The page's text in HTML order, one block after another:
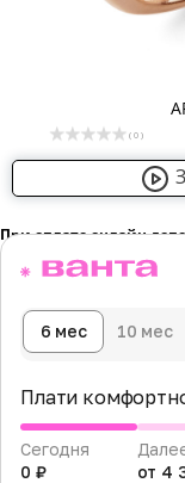
( 0 )
При оплате онлайн
6 мес 10 мес
Плати
Сегодня
0 ₽
от 4